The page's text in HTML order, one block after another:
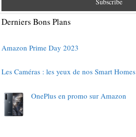
Derniers Bons Plans
Amazon Prime Day 2023
Les Caméras : les yeux de nos Smart
OnePlus en promo sur Amazon